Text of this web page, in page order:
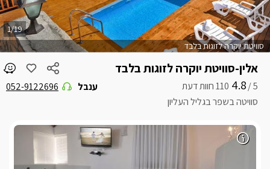
אלין-סוויטת יוקרה לזוגות בלבד
5 /
4.8
סוויטה בשפר בגליל העליון
ענבל 052-9122696
סוויטת יוקרה לזוגות בלבד
1/19